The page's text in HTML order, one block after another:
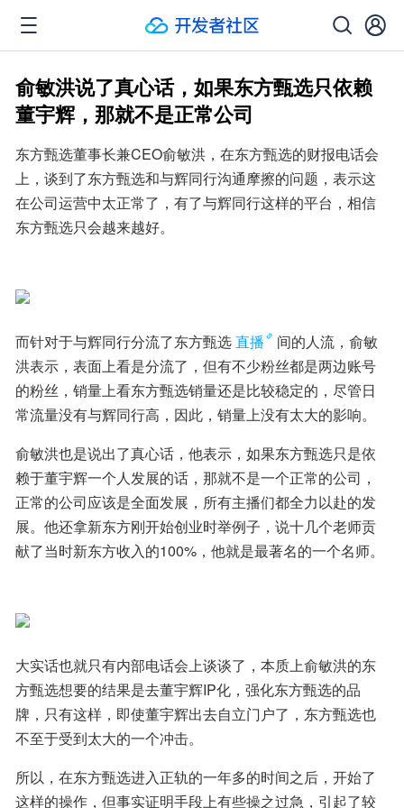
俞敏洪说了真心话，如果东方甄选只依赖
董宇辉，那就不是正常公司
东方甄选董事长兼CEO俞敏洪，在东方甄选的财报电话会
上，谈到了东方甄选和与辉同行沟通摩擦的问题，表示这
在公司运营中太正常了，有了与辉同行这样的平台，相信
东方甄选只会越来越好。
而针对于与辉同行分流了东方甄选直播
间的人流，俞敏
洪表示，表面上看是分流了，但有不少粉丝都是两边账号
的粉丝，销量上看东方甄选销量还是比较稳定的，尽管日
常流量没有与辉同行高，因此，销量上没有太大的影响。
俞敏洪也是说出了真心话，他表示，如果东方甄选只是依
赖于董宇辉一个人发展的话，那就不是一个正常的公司，
正常的公司应该是全面发展，所有主播们都全力以赴的发
展。他还拿新东方刚开始创业时举例子，说十几个老师贡
献了当时新东方收入的100%，他就是最著名的一个名师。
大实话也就只有内部电话会上谈谈了，本质上俞敏洪的东
方甄选想要的结果是去董宇辉IP化，强化东方甄选的品
牌，只有这样，即使董宇辉出去自立门户了，东方甄选也
不至于受到太大的一个冲击。
所以，在东方甄选进入正轨的一年多的时间之后，开始了
这样的操作，但事实证明手段上有些操之过急，引起了较